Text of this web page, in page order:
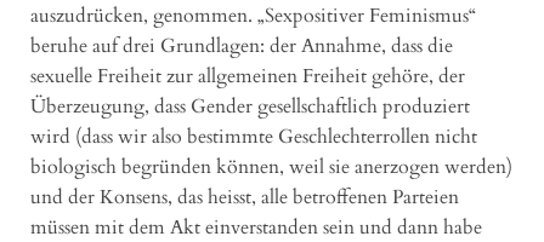
auszudrücken, genommen. „Sexpositiver Feminismus“
beruhe auf drei Grundlagen: der Annahme, dass die
sexuelle Freiheit zur allgemeinen Freiheit gehöre, der
Überzeugung, dass Gender gesellschaftlich produziert
wird (dass wir also bestimmte Geschlechterrollen nicht
biologisch begründen können, weil sie anerzogen werden)
und der Konsens, das heisst, alle betroffenen Parteien
müssen mit dem Akt einverstanden sein und dann habe